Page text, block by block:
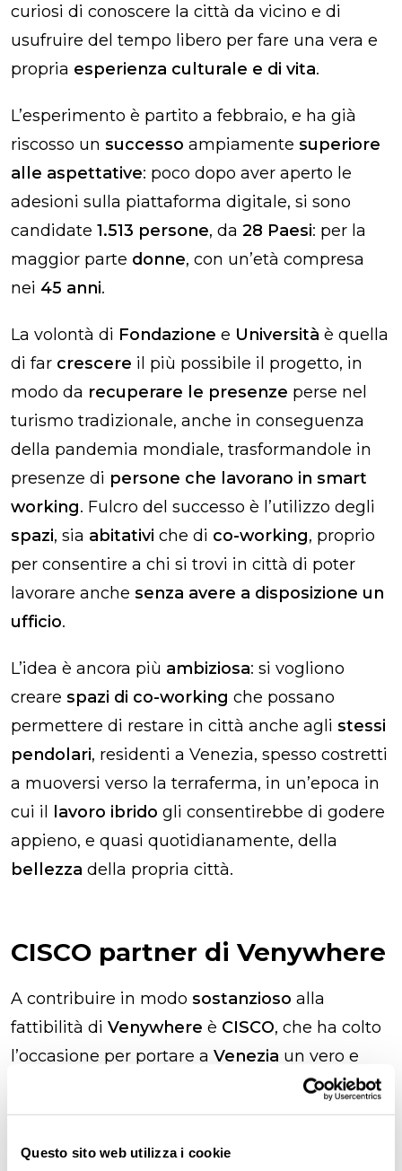
Questo sito web utilizza i cookie
curiosi di conoscere la città da vicino e di
usufruire del tempo libero per fare una vera e
propria esperienza culturale e di vita.
L’esperimento è partito a febbraio, e ha già
riscosso un successo ampiamente superiore
alle aspettative: poco dopo aver aperto le
adesioni sulla piattaforma digitale, si sono
candidate 1.513 persone, da 28 Paesi: per la
maggior parte donne, con un’età compresa
nei 45 anni.
La volontà di Fondazione e Università è quella
di far crescere il più possibile il progetto, in
modo da recuperare le presenze perse nel
turismo tradizionale, anche in conseguenza
della pandemia mondiale, trasformandole in
presenze di persone che lavorano in smart
working. Fulcro del successo è l’utilizzo degli
spazi, sia abitativi che di co-working, proprio
per consentire a chi si trovi in città di poter
lavorare anche senza avere a disposizione un
ufficio.
L’idea è ancora più ambiziosa: si vogliono
creare spazi di co-working che possano
permettere di restare in città anche agli stessi
pendolari, residenti a Venezia, spesso costretti
a muoversi verso la terraferma, in un’epoca in
cui il lavoro ibrido gli consentirebbe di godere
appieno, e quasi quotidianamente, della
bellezza della propria città.
CISCO partner di Venywhere
A contribuire in modo sostanzioso alla
fattibilità di Venywhere è CISCO, che ha colto
l’occasione per portare a Venezia un vero e
. Un
progetto che ruota sia attorno allosmart